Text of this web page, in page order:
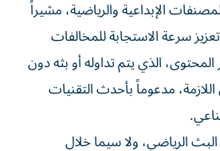
الإبداعية والرياضية، مشيراً
سرعة الاستجابة للمخالفات
الذي يتم تداوله أو بثه دون
مدعوماً بأحدث التقنيات
الرياضي، ولا سيما خلال